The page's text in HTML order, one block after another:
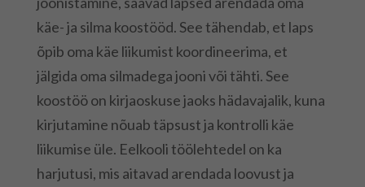
käe- ja silma koostööd. See tähendab, et laps
õpib oma käe liikumist koordineerima, et
jälgida oma silmadega jooni või tähti. See
koostöö on kirjaoskuse jaoks hädavajalik, kuna
kirjutamine nõuab täpsust ja kontrolli käe
liikumise üle. Eelkooli töölehtedel on ka
harjutusi, mis aitavad arendada loovust ja